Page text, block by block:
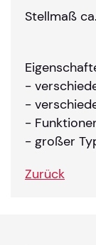
Stellmaß
-
-
-
- großer
Zurück